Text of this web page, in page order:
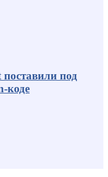
под
коде